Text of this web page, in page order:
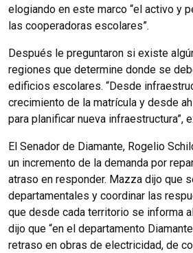
elogiando en este marco “el activo y
las cooperadoras escolares”.
Después le preguntaron si existe
regiones que determine donde se
edificios escolares. “Desde
crecimiento de la matrícula y desde
para planificar nueva infraestructura”,
El Senador de Diamante, Rogelio
un incremento de la demanda por
atraso en responder. Mazza dijo que
departamentales y coordinar las
que desde cada territorio se informa
dijo que “en el departamento
retraso en obras de electricidad, de